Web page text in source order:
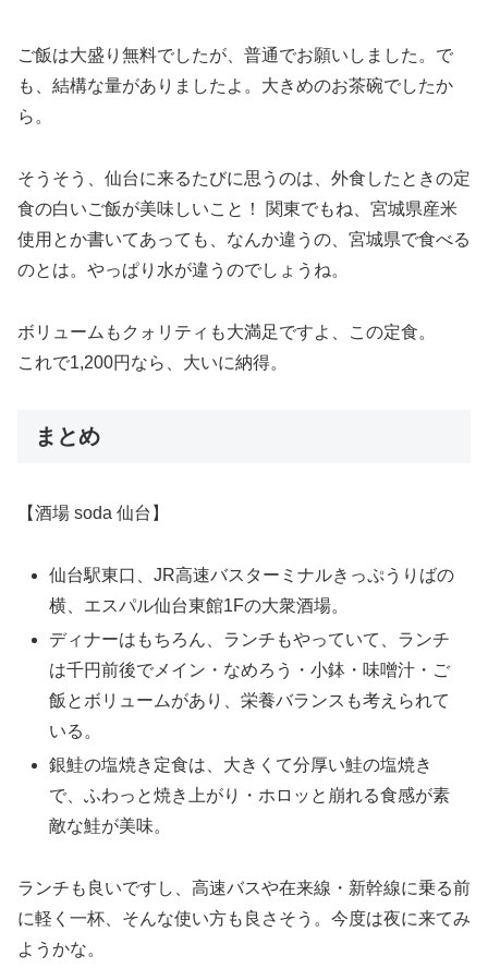
ご飯は大盛り無料でしたが、普通でお願いしました。で
も、結構な量がありましたよ。大きめのお茶碗でしたか
ら。
そうそう、仙台に来るたびに思うのは、外食したときの定
食の白いご飯が美味しいこと！ 関東でもね、宮城県産米
使用とか書いてあっても、なんか違うの、宮城県で食べる
のとは。やっぱり水が違うのでしょうね。
ボリュームもクォリティも大満足ですよ、この定食。
これで1,200円なら、大いに納得。
まとめ
【酒場 soda 仙台】
仙台駅東口、JR高速バスターミナルきっぷうりばの
横、エスパル仙台東館1Fの大衆酒場。
ディナーはもちろん、ランチもやっていて、ランチ
は千円前後でメイン・なめろう・小鉢・味噌汁・ご
飯とボリュームがあり、栄養バランスも考えられて
いる。
銀鮭の塩焼き定食は、大きくて分厚い鮭の塩焼き
で、ふわっと焼き上がり・ホロッと崩れる食感が素
敵な鮭が美味。
ランチも良いですし、高速バスや在来線・新幹線に乗る前
に軽く一杯、そんな使い方も良さそう。今度は夜に来てみ
ようかな。